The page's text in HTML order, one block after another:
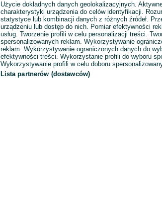
Użycie dokładnych danych geolokalizacyjnych.
charakterystyki urządzenia do celów identyfikacji.
statystyce lub kombinacji danych z różnych źródeł.
urządzeniu lub dostęp do nich. Pomiar efektywności
usług. Tworzenie profili w celu personalizacji treści.
spersonalizowanych reklam. Wykorzystywanie
reklam. Wykorzystywanie ograniczonych danych do
efektywności treści. Wykorzystanie profili do wyboru
Wykorzystywanie profili w celu doboru
Lista partnerów (dostawców)